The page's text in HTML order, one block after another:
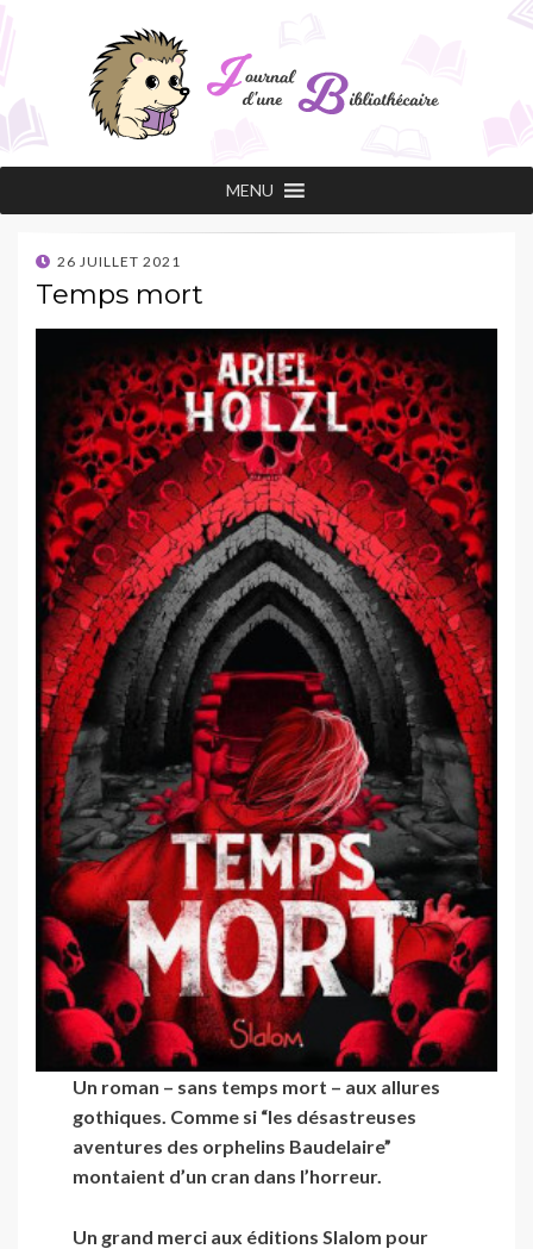
Journal d'une
bibliothécaire
Les conseils de lecture d'une professionnelle
passionnée !
MENU
POSTED
ON
26 JUILLET 2021
Temps mort
Un roman – sans temps mort – aux allures
gothiques. Comme si “les désastreuses
aventures des orphelins Baudelaire”
montaient d’un cran dans l’horreur.
Un grand merci aux éditions Slalom pour